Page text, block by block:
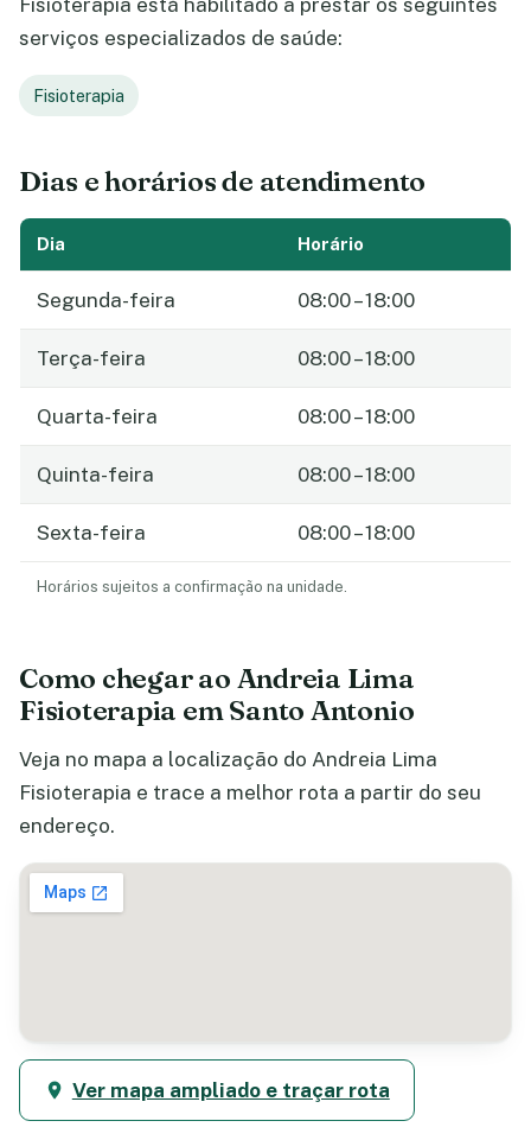
serviços especializados de saúde:
Fisioterapia
Dias e horários de atendimento
Dia Horário
Segunda-feira 08:00 – 18:00
Terça-feira 08:00 – 18:00
Quarta-feira 08:00 – 18:00
Quinta-feira 08:00 – 18:00
Sexta-feira 08:00 – 18:00
Horários sujeitos a confirmação na unidade.
Como chegar ao Andreia Lima
Fisioterapia em Santo Antonio
Veja no mapa a localização do Andreia Lima
Fisioterapia e trace a melhor rota a partir do seu
endereço.
Ver mapa ampliado e traçar rota